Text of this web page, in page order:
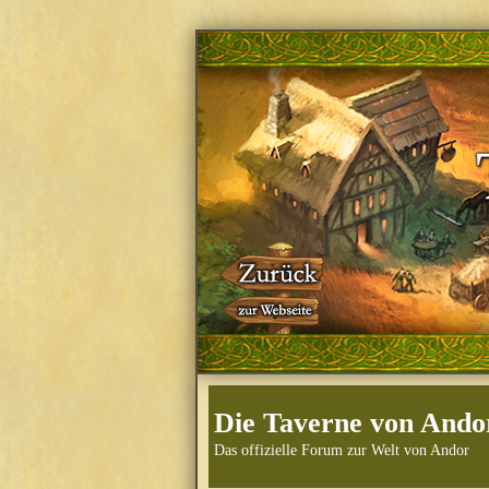
Die Taverne von
Das offizielle Forum zur Welt von Andor